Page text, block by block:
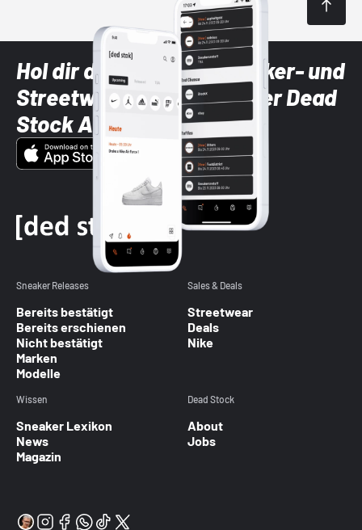
Hol dir die neuesten Sneaker- und
Streetwear-Brands mit der Dead
Stock App
Sneaker Releases
Bereits bestätigt
Bereits erschienen
Nicht bestätigt
Marken
Modelle
Sales & Deals
Streetwear
Deals
Nike
Wissen
Sneaker Lexikon
News
Magazin
Dead Stock
About
Jobs